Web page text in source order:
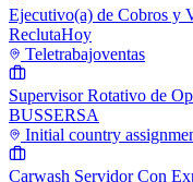
Ejecutivo(a) de Cobros y
ReclutaHoy
Teletrabajoventas
Supervisor Rotativo de
BUSSERSA
Initial country
Carwash Servidor Con